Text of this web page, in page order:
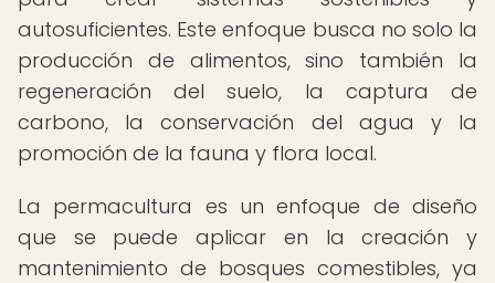
autosuficientes. Este enfoque busca no solo la
producción de alimentos, sino también la
regeneración del suelo, la captura de
carbono, la conservación del agua y la
promoción de la fauna y flora local.
La permacultura es un enfoque de diseño
que se puede aplicar en la creación y
mantenimiento de bosques comestibles, ya